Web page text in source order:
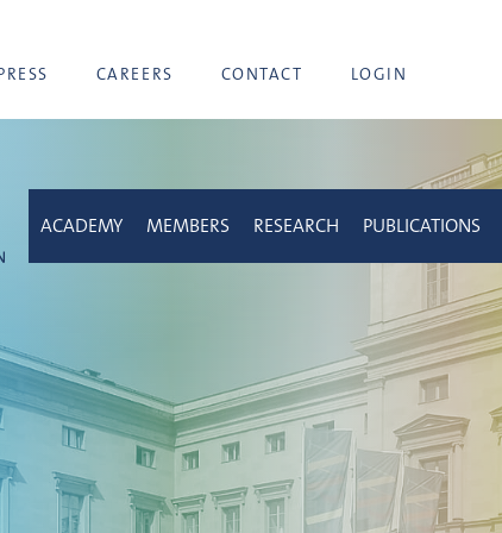
CAREERS CONTACT LOGIN
ACADEMY MEMBERS RESEARCH PUBLICATIONS